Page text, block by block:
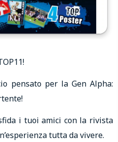
pensato per la Gen Alpha:
i tuoi amici con la rivista
tutta da vivere.